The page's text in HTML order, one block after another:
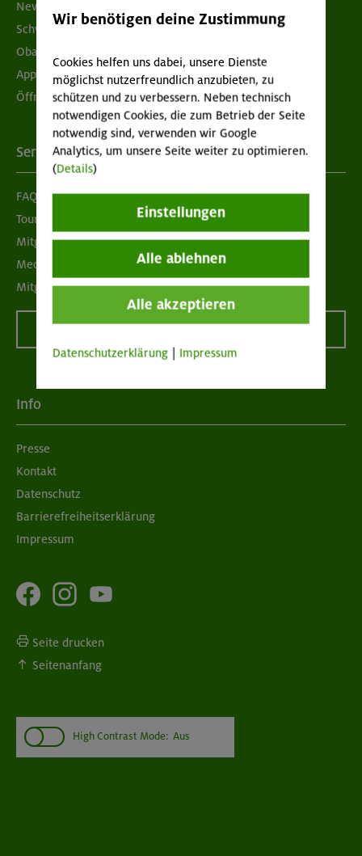
Newsletter
Schwarzes Brett
Obacht geben!
App "Mein DAV+"
Öffnungszeiten
Services
FAQ
Tour der Woche
Mitgliedermagazin alpinwelt
Mediadaten
Mitgliedschaft kündigen
Vertrag widerrufen
Info
Presse
Kontakt
Datenschutz
Barrierefreiheitserklärung
Impressum
Seite drucken
Seitenanfang
High Contrast Mode: Aus
Wir benötigen deine Zustimmung
Cookies helfen uns dabei, unsere Dienste
möglichst nutzerfreundlich anzubieten, zu
schützen und zu verbessern. Neben technisch
notwendigen Cookies, die zum Betrieb der Seite
notwendig sind, verwenden wir Google
Analytics, um unsere Seite weiter zu optimieren.
(Details)
Einstellungen
Alle ablehnen
Alle akzeptieren
Datenschutzerklärung Impressum